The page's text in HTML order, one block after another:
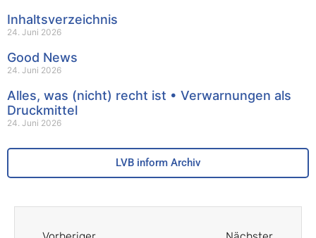
Inhaltsverzeichnis
24. Juni 2026
Good News
24. Juni 2026
Alles, was (nicht) recht ist • Verwarnungen als
Druckmittel
24. Juni 2026
LVB inform Archiv